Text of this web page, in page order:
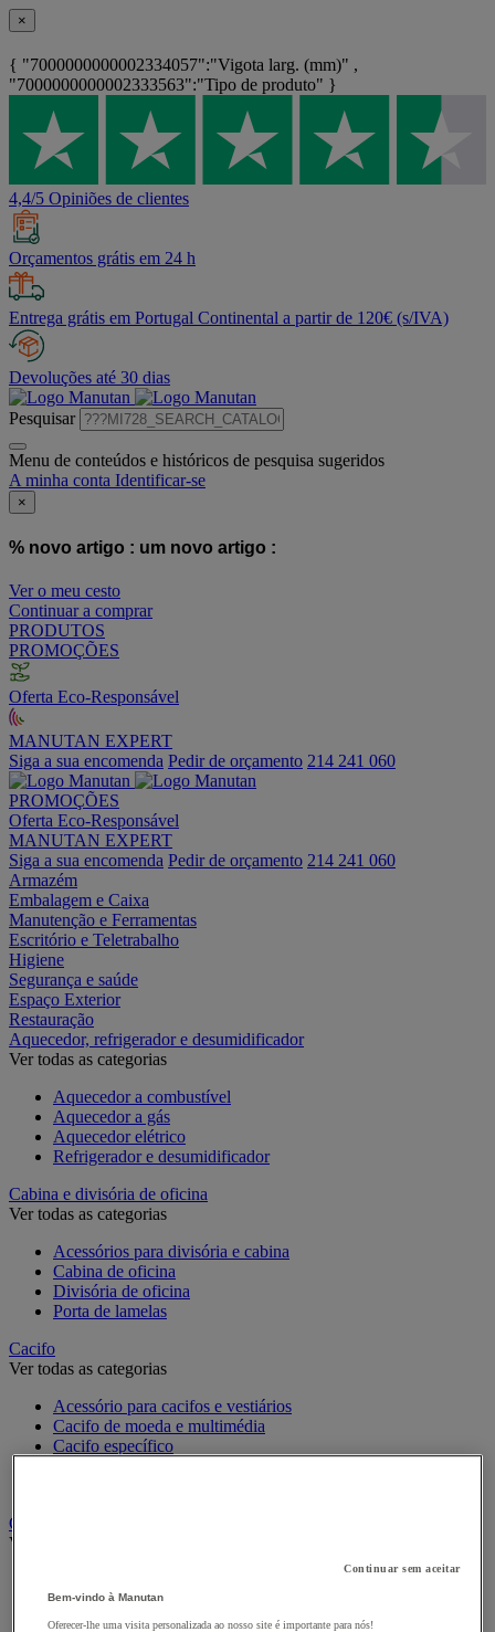
×
{ "7000000000002334057":"Vigota larg. (mm)" ,
"7000000000002333563":"Tipo de produto" }
4,4/5 Opiniões de clientes
Orçamentos grátis em 24 h
Entrega grátis em Portugal Continental a partir de 120€ (s/IVA)
Devoluções até 30 dias
Pesquisar
Menu de conteúdos e históricos de pesquisa sugeridos
A minha conta Identificar-se
×
% novo artigo : um novo artigo :
Ver o meu cesto
Continuar a comprar
PRODUTOS
PROMOÇÕES
Oferta Eco-Responsável
MANUTAN EXPERT
Siga a sua encomenda Pedir de orçamento 214 241 060
PROMOÇÕES
Oferta Eco-Responsável
MANUTAN EXPERT
Siga a sua encomenda Pedir de orçamento 214 241 060
Armazém
Embalagem e Caixa
Manutenção e Ferramentas
Escritório e Teletrabalho
Higiene
Segurança e saúde
Espaço Exterior
Restauração
Aquecedor, refrigerador e desumidificador
Ver todas as categorias
Aquecedor a combustível
Aquecedor a gás
Aquecedor elétrico
Refrigerador e desumidificador
Cabina e divisória de oficina
Ver todas as categorias
Acessórios para divisória e cabina
Cabina de oficina
Divisória de oficina
Porta de lamelas
Cacifo
Ver todas as categorias
Acessório para cacifos e vestiários
Cacifo de moeda e multimédia
Cacifo específico
Carro e reboque de movimentação industriais
Ver todas as categorias
Base rolante e chassis móvel
Carro contentor
Continuar sem aceitar
Bem-vindo à Manutan
Oferecer-lhe uma visita personalizada ao nosso site é importante para nós!